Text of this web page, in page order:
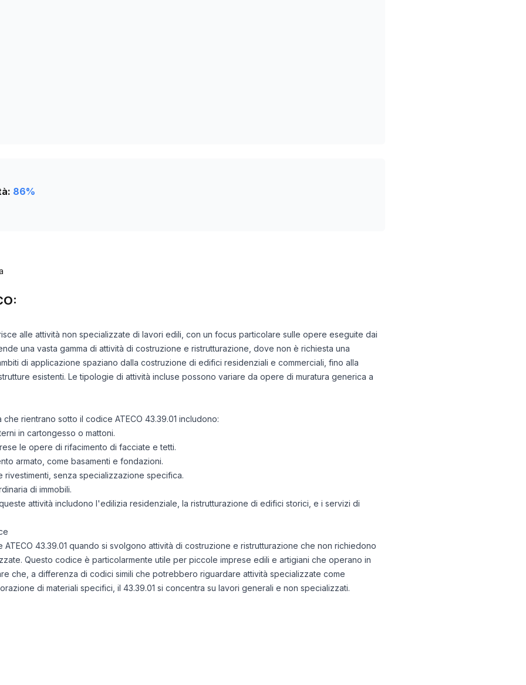
86%
alle attività non specializzate di lavori edili, con un focus particolare sulle opere eseguite dai
una vasta gamma di attività di costruzione e ristrutturazione, dove non è richiesta una
di applicazione spaziano dalla costruzione di edifici residenziali e commerciali, fino alla
esistenti. Le tipologie di attività incluse possono variare da opere di muratura generica a
rientrano sotto il codice ATECO 43.39.01 includono:
in cartongesso o mattoni.
le opere di rifacimento di facciate e tetti.
armato, come basamenti e fondazioni.
rivestimenti, senza specializzazione specifica.
di immobili.
attività includono l'edilizia residenziale, la ristrutturazione di edifici storici, e i servizi di
43.39.01 quando si svolgono attività di costruzione e ristrutturazione che non richiedono
Questo codice è particolarmente utile per piccole imprese edili e artigiani che operano in
che, a differenza di codici simili che potrebbero riguardare attività specializzate come
di materiali specifici, il 43.39.01 si concentra su lavori generali e non specializzati.